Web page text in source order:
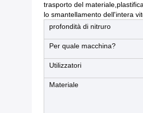
trasporto del
lo smantellamento dell'intera
profondità di nitruro
Per quale macchina?
Utilizzatori
Materiale